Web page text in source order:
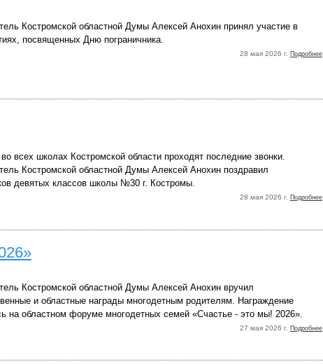
Костромской областной Думы Алексей Анохин принял участие в
посвященных Дню пограничника.
28 мая 2026 г. Подробнее
всех школах Костромской области проходят последние звонки.
Костромской областной Думы Алексей Анохин поздравил
девятых классов школы №30 г. Костромы.
28 мая 2026 г. Подробнее
Костромской областной Думы Алексей Анохин вручил
и областные награды многодетным родителям. Награждение
на областном форуме многодетных семей «Счастье - это мы! 2026».
27 мая 2026 г. Подробнее